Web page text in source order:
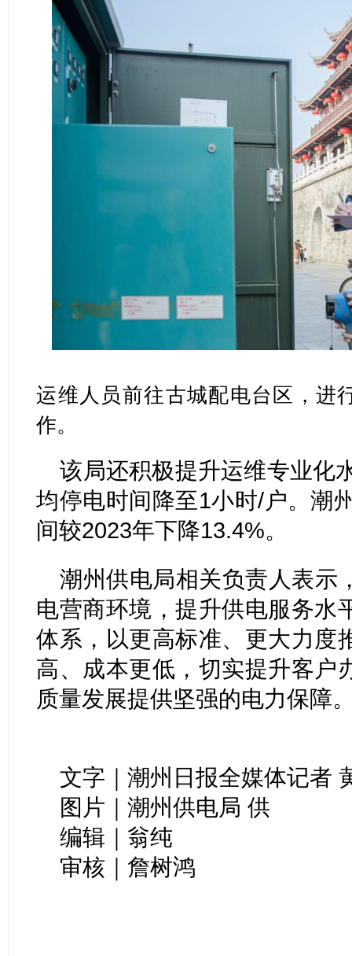
运维人员前往古城配电台区，进
作。
该局还积极提升运维专业化
均停电时间降至1小时/户。潮
间较2023年下降13.4%。
潮州供电局相关负责人表示
电营商环境，提升供电服务水
体系，以更高标准、更大力度
高、成本更低，切实提升客户
质量发展提供坚强的电力保障
文字｜潮州日报全媒体记者
图片｜潮州供电局 供
编辑｜翁纯
审核｜詹树鸿